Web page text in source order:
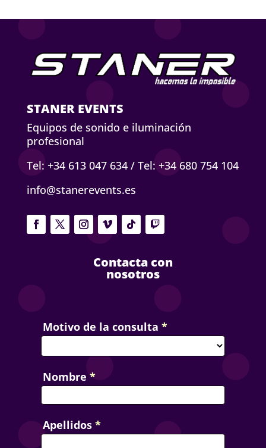
STANER EVENTS
Equipos de sonido e iluminación
profesional
Tel: +34 613 047 634/ Tel: +34 680 754 104
info@stanerevents.es
Contacta con
nosotros
Contact
Us
Motivo de la consulta *
Nombre *
Apellidos *